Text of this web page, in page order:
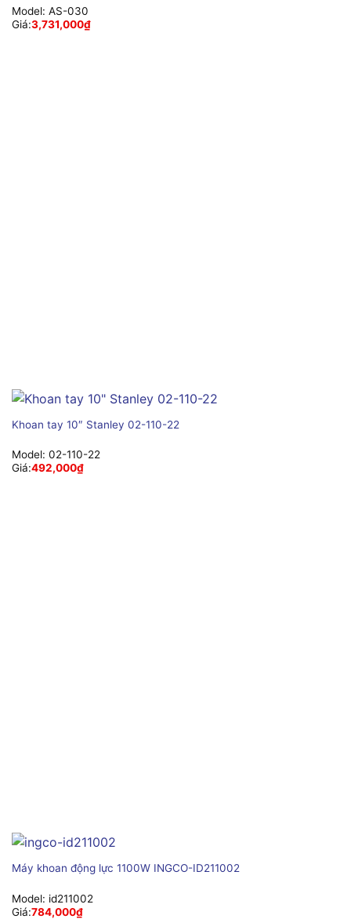
Model: AS-030
Giá:3,731,000₫
Khoan tay 10″ Stanley 02-110-22
Model: 02-110-22
Giá:492,000₫
Máy khoan động lực 1100W INGCO-ID211002
Model: id211002
Giá:784,000₫